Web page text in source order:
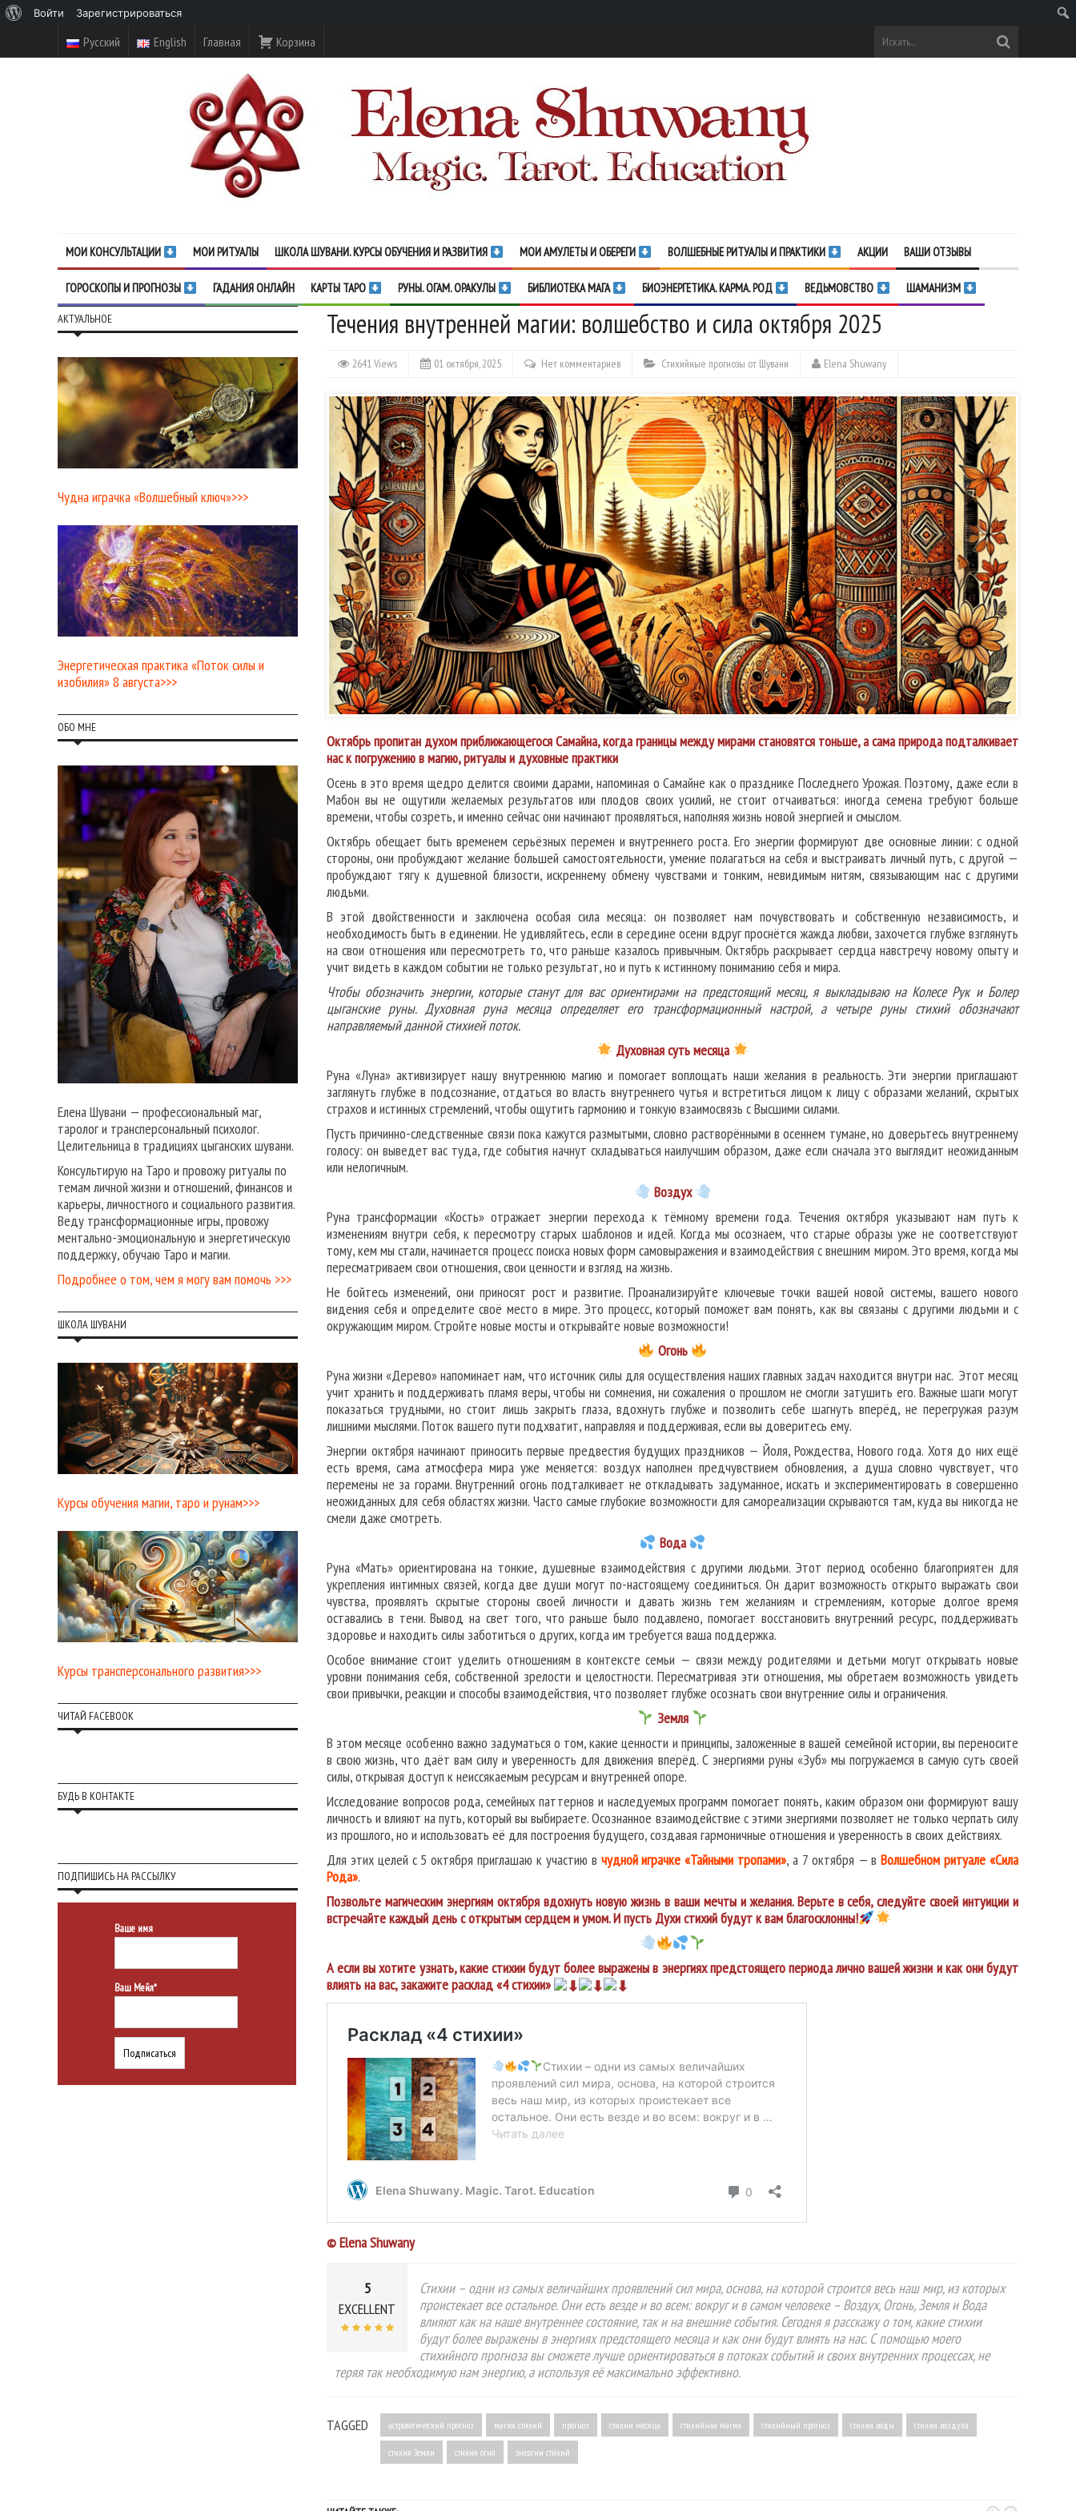
Русский English Главная Корзина
МОИ КОНСУЛЬТАЦИИ МОИ РИТУАЛЫ ШКОЛА ШУВАНИ. КУРСЫ ОБУЧЕНИЯ И РАЗВИТИЯ МОИ АМУЛЕТЫ И ОБЕРЕГИ ВОЛШЕБНЫЕ РИТУАЛЫ И ПРАКТИКИ АКЦИИ ВАШИ ОТЗЫВЫ
ГОРОСКОПЫ И ПРОГНОЗЫ ГАДАНИЯ ОНЛАЙН КАРТЫ ТАРО РУНЫ. ОГАМ. ОРАКУЛЫ БИБЛИОТЕКА МАГА БИОЭНЕРГЕТИКА. КАРМА. РОД ВЕДЬМОВСТВО ШАМАНИЗМ
Течения внутренней магии: волшебство и сила октября 2025
2641 Views 01 октября, 2025 Нет комментариев Стихийные прогнозы от Шувани Elena Shuwany
Октябрь пропитан духом приближающегося Самайна, когда границы между мирами становятся тоньше, а сама природа подталкивает
нас к погружению в магию, ритуалы и духовные практики
Осень в это время щедро делится своими дарами, напоминая о Самайне как о празднике Последнего Урожая. Поэтому, даже если в
Мабон вы не ощутили желаемых результатов или плодов своих усилий, не стоит отчаиваться: иногда семена требуют больше
времени, чтобы созреть, и именно сейчас они начинают проявляться, наполняя жизнь новой энергией и смыслом.
Октябрь обещает быть временем серьёзных перемен и внутреннего роста. Его энергии формируют две основные линии: с одной
стороны, они пробуждают желание большей самостоятельности, умение полагаться на себя и выстраивать личный путь, с другой —
пробуждают тягу к душевной близости, искреннему обмену чувствами и тонким, невидимым нитям, связывающим нас с другими
людьми.
В этой двойственности и заключена особая сила месяца: он позволяет нам почувствовать и собственную независимость, и
необходимость быть в единении. Не удивляйтесь, если в середине осени вдруг проснётся жажда любви, захочется глубже взглянуть
на свои отношения или пересмотреть то, что раньше казалось привычным. Октябрь раскрывает сердца навстречу новому опыту и
учит видеть в каждом событии не только результат, но и путь к истинному пониманию себя и мира.
Чтобы обозначить энергии, которые станут для вас ориентирами на предстоящий месяц, я выкладываю на Колесе Рук и Болер
цыганские руны. Духовная руна месяца определяет его трансформационный настрой, а четыре руны стихий обозначают
направляемый данной стихией поток.
Духовная суть месяца
Руна «Луна» активизирует нашу внутреннюю магию и помогает воплощать наши желания в реальность. Эти энергии приглашают
заглянуть глубже в подсознание, отдаться во власть внутреннего чутья и встретиться лицом к лицу с образами желаний, скрытых
страхов и истинных стремлений, чтобы ощутить гармонию и тонкую взаимосвязь с Высшими силами.
Пусть причинно-следственные связи пока кажутся размытыми, словно растворёнными в осеннем тумане, но доверьтесь внутреннему
голосу: он выведет вас туда, где события начнут складываться наилучшим образом, даже если сначала это выглядит неожиданным
или нелогичным.
Воздух
Руна трансформации «Кость» отражает энергии перехода к тёмному времени года. Течения октября указывают нам путь к
изменениям внутри себя, к пересмотру старых шаблонов и идей. Когда мы осознаем, что старые образы уже не соответствуют
тому, кем мы стали, начинается процесс поиска новых форм самовыражения и взаимодействия с внешним миром. Это время, когда мы
пересматриваем свои отношения, свои ценности и взгляд на жизнь.
Не бойтесь изменений, они приносят рост и развитие. Проанализируйте ключевые точки вашей новой системы, вашего нового
видения себя и определите своё место в мире. Это процесс, который поможет вам понять, как вы связаны с другими людьми и с
окружающим миром. Стройте новые мосты и открывайте новые возможности!
Огонь
Руна жизни «Дерево» напоминает нам, что источник силы для осуществления наших главных задач находится внутри нас. Этот месяц
учит хранить и поддерживать пламя веры, чтобы ни сомнения, ни сожаления о прошлом не смогли затушить его. Важные шаги могут
показаться трудными, но стоит лишь закрыть глаза, вдохнуть глубже и позволить себе шагнуть вперёд, не перегружая разум
лишними мыслями. Поток вашего пути подхватит, направляя и поддерживая, если вы доверитесь ему.
Энергии октября начинают приносить первые предвестия будущих праздников — Йоля, Рождества, Нового года. Хотя до них ещё
есть время, сама атмосфера мира уже меняется: воздух наполнен предчувствием обновления, а душа словно чувствует, что
перемены не за горами. Внутренний огонь подталкивает не откладывать задуманное, искать и экспериментировать в совершенно
неожиданных для себя областях жизни. Часто самые глубокие возможности для самореализации скрываются там, куда вы никогда не
смели даже смотреть.
Вода
Руна «Мать» ориентирована на тонкие, душевные взаимодействия с другими людьми. Этот период особенно благоприятен для
укрепления интимных связей, когда две души могут по-настоящему соединиться. Он дарит возможность открыто выражать свои
чувства, проявлять скрытые стороны своей личности и давать жизнь тем желаниям и стремлениям, которые долгое время
оставались в тени. Вывод на свет того, что раньше было подавлено, помогает восстановить внутренний ресурс, поддерживать
здоровье и находить силы заботиться о других, когда им требуется ваша поддержка.
Особое внимание стоит уделить отношениям в контексте семьи — связи между родителями и детьми могут открывать новые
уровни понимания себя, собственной зрелости и целостности. Пересматривая эти отношения, мы обретаем возможность увидеть
свои привычки, реакции и способы взаимодействия, что позволяет глубже осознать свои внутренние силы и ограничения.
Земля
В этом месяце особенно важно задуматься о том, какие ценности и принципы, заложенные в вашей семейной истории, вы переносите
в свою жизнь, что даёт вам силу и уверенность для движения вперёд. С энергиями руны «Зуб» мы погружаемся в самую суть своей
силы, открывая доступ к неиссякаемым ресурсам и внутренней опоре.
Исследование вопросов рода, семейных паттернов и наследуемых программ помогает понять, каким образом они формируют вашу
личность и влияют на путь, который вы выбираете. Осознанное взаимодействие с этими энергиями позволяет не только черпать силу
из прошлого, но и использовать её для построения будущего, создавая гармоничные отношения и уверенность в своих действиях.
Для этих целей с 5 октября приглашаю к участию в чудной играчке «Тайными тропами», а 7 октября — вВолшебном ритуале «Сила
Рода».
Позвольте магическим энергиям октября вдохнуть новую жизнь в ваши мечты и желания. Верьте в себя, следуйте своей интуиции и
встречайте каждый день с открытым сердцем и умом. И пусть Духи стихий будут к вам благосклонны!
А если вы хотите узнать, какие стихии будут более выражены в энергиях предстоящего периода лично вашей жизни и как они будут
влиять на вас, закажите расклад «4 стихии»
© Elena Shuwany
5
EXCELLENT
Стихии – одни из самых величайших проявлений сил мира, основа, на которой строится весь наш мир, из которых
проистекает все остальное. Они есть везде и во всем: вокруг и в самом человеке – Воздух, Огонь, Земля и Вода
влияют как на наше внутреннее состояние, так и на внешние события. Сегодня я расскажу о том, какие стихии
будут более выражены в энергиях предстоящего месяца и как они будут влиять на нас. С помощью моего
стихийного прогноза вы сможете лучше ориентироваться в потоках событий и своих внутренних процессах, не
теряя так необходимую нам энергию, а используя её максимально эффективно.
TAGGED астрологический прогноз магия стихий прогноз стихии месяца стихийная магия стихийный прогноз стихия воды стихия воздуха
стихия Земли стихия огня энергии стихий
АКТУАЛЬНОЕ
Чудна играчка «Волшебный ключ»>>>
Энергетическая практика «Поток силы и
изобилия» 8 августа>>>
ОБО МНЕ
Елена Шувани — профессиональный маг,
таролог и трансперсональный психолог.
Целительница в традициях цыганских шувани.
Консультирую на Таро и провожу ритуалы по
темам личной жизни и отношений, финансов и
карьеры, личностного и социального развития.
Веду трансформационные игры, провожу
ментально-эмоциональную и энергетическую
поддержку, обучаю Таро и магии.
Подробнее о том, чем я могу вам помочь >>>
ШКОЛА ШУВАНИ
Курсы обучения магии, таро и рунам>>>
Курсы трансперсонального развития>>>
ЧИТАЙ FACEBOOK
БУДЬ В КОНТАКТЕ
ПОДПИШИСЬ НА РАССЫЛКУ
Ваше имя
Ваш Мейл*
WordPress
Войти Зарегистрироваться